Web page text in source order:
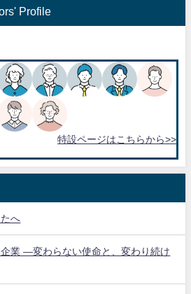
Profile
特設ページはこちらから>>
へ
業 ―変わらない使命と、変わり続け